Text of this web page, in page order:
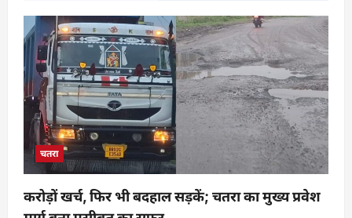
चतरा
करोड़ों खर्च, फिर भी बदहाल सड़कें; चतरा का मुख्य प्रवेश